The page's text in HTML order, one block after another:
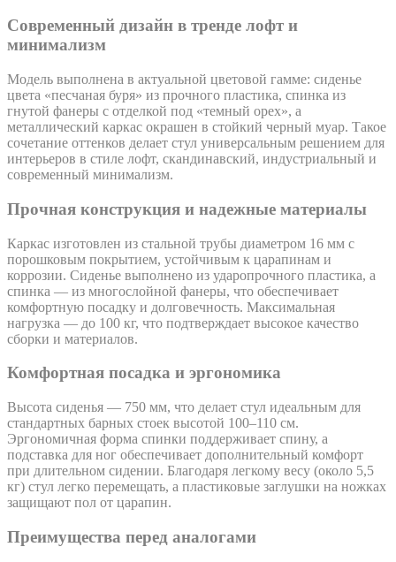
Современный дизайн в тренде лофт и
минимализм
Модель выполнена в актуальной цветовой гамме: сиденье
цвета «песчаная буря» из прочного пластика, спинка из
гнутой фанеры с отделкой под «темный орех», а
металлический каркас окрашен в стойкий черный муар. Такое
сочетание оттенков делает стул универсальным решением для
интерьеров в стиле лофт, скандинавский, индустриальный и
современный минимализм.
Прочная конструкция и надежные материалы
Каркас изготовлен из стальной трубы диаметром 16 мм с
порошковым покрытием, устойчивым к царапинам и
коррозии. Сиденье выполнено из ударопрочного пластика, а
спинка — из многослойной фанеры, что обеспечивает
комфортную посадку и долговечность. Максимальная
нагрузка — до 100 кг, что подтверждает высокое качество
сборки и материалов.
Комфортная посадка и эргономика
Высота сиденья — 750 мм, что делает стул идеальным для
стандартных барных стоек высотой 100–110 см.
Эргономичная форма спинки поддерживает спину, а
подставка для ног обеспечивает дополнительный комфорт
при длительном сидении. Благодаря легкому весу (около 5,5
кг) стул легко перемещать, а пластиковые заглушки на ножках
защищают пол от царапин.
Преимущества перед аналогами